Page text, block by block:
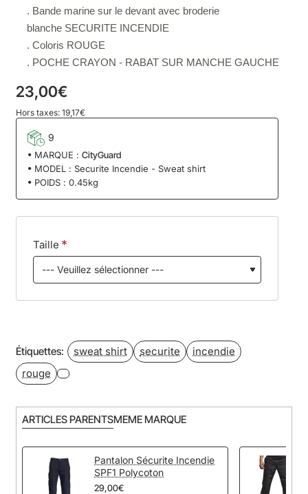
. Bande marine sur le devant avec broderie
blanche SECURITE INCENDIE
. Coloris ROUGE
. POCHE CRAYON - RABAT SUR MANCHE GAUCHE
23,00€
Hors taxes: 19,17€
9
MARQUE : CityGuard
MODEL : Securite Incendie - Sweat shirt
POIDS : 0.45kg
Taille
Étiquettes: sweat shirt securite
incendie
rouge
ARTICLES PARENTSMEME MARQUE
Pantalon Sécurite Incendie
SPF1 Polycoton
29,00€